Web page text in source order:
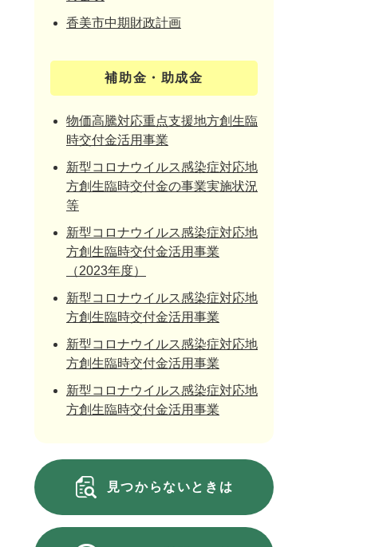
香美市中期財政計画
補助金・助成金
物価高騰対応重点支援地方創生臨
時交付金活用事業
新型コロナウイルス感染症対応地
方創生臨時交付金の事業実施状況
等
新型コロナウイルス感染症対応地
方創生臨時交付金活用事業
（2023年度）
新型コロナウイルス感染症対応地
方創生臨時交付金活用事業
新型コロナウイルス感染症対応地
方創生臨時交付金活用事業
新型コロナウイルス感染症対応地
方創生臨時交付金活用事業
見つからないときは